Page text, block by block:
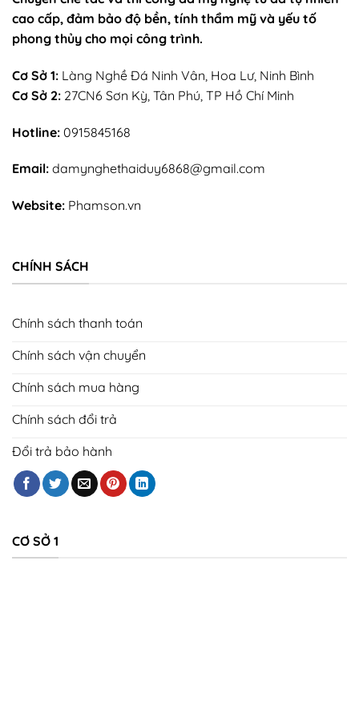
cao cấp, đảm bảo độ bền, tính thẩm mỹ và yếu tố
phong thủy cho mọi công trình.
Cơ Sở 1: Làng Nghề Đá Ninh Vân, Hoa Lư, Ninh Bình
Cơ Sở 2: 27CN6 Sơn Kỳ, Tân Phú, TP Hồ Chí Minh
Hotline: 0915845168
Email: damynghethaiduy6868@gmail.com
Website: Phamson.vn
CHÍNH SÁCH
Chính sách thanh toán
Chính sách vận chuyển
Chính sách mua hàng
Chính sách đổi trả
Đổi trả bảo hành
CƠ SỞ 1